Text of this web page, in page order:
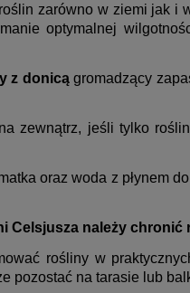
zarówno w ziemi jak i
optymalnej
z donicągromadzący
zewnątrz, jeśli tylko
oraz woda z płynem
Celsjusza należy chronić
rośliny w
pozostać na tarasie lub